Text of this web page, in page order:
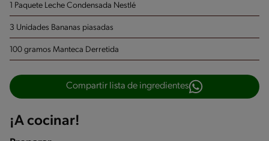
1 Paquete Leche Condensada Nestlé
3 Unidades Bananas piasadas
100 gramos Manteca Derretida
Compartir lista de ingredientes
¡A cocinar!